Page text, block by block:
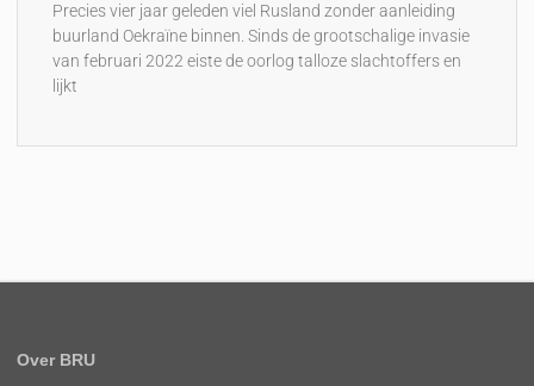
Precies vier jaar geleden viel Rusland zonder aanleiding
buurland Oekraïne binnen. Sinds de grootschalige invasie
van februari 2022 eiste de oorlog talloze slachtoffers en
lijkt
Over BRU